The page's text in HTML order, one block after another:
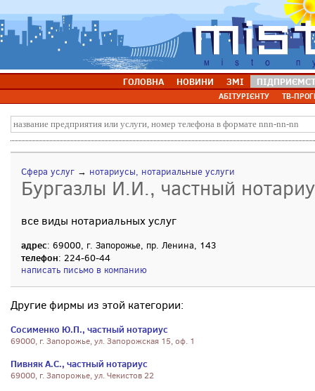
ГОЛОВНА НОВИНИ ЗМІ
АБІТУРІЄНТУ ТВ-
Сфера услуг → нотариусы, нотариальные услуги
Бургазлы И.И., частный
все виды нотариальных услуг
адрес: 69000, г. Запорожье, пр. Ленина, 143
телефон: 224-60-44
написать письмо в компанию
Другие фирмы из этой категории:
Сосименко Ю.П., частный нотариус
69000, г. Запорожье, ул. Запорожская 15, оф. 1
Пивняк А.С., частный нотариус
69000, г. Запорожье, ул. Чекистов 22